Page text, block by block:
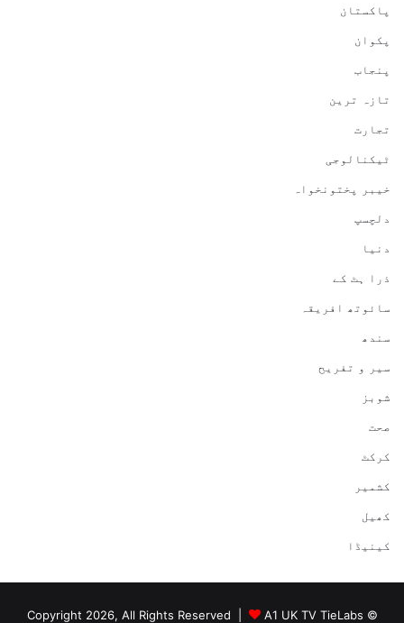
پاکستان
پکوان
پنجاب
تازہ ترین
تجارت
ٹیکنالوجی
خیبر پختونخواہ
دلچسپ
دنیا
ذرا ہٹ کے
سائوتھ افریقہ
سندھ
سیر و تفریح
شوبز
صحت
کرکٹ
کشمیر
کھیل
کینیڈا
© Copyright 2026, All Rights Reserved |
A1 UK TV TieLabs